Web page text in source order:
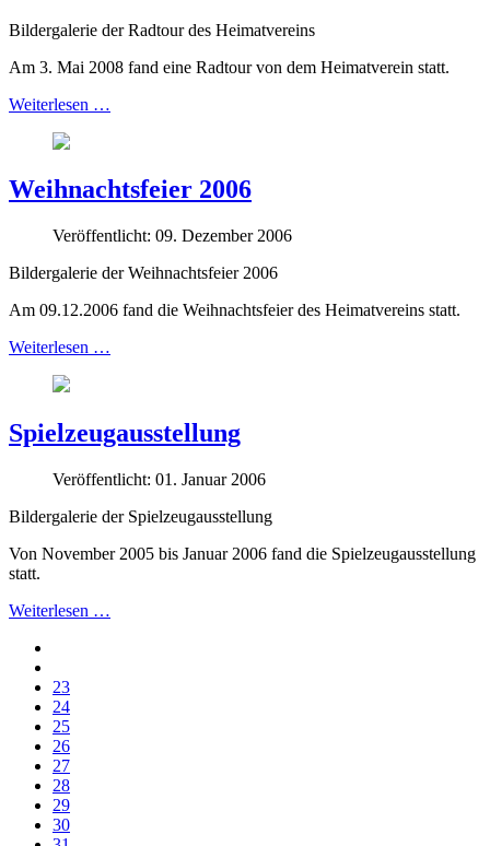
Bildergalerie der Radtour des Heimatvereins
Am 3. Mai 2008 fand eine Radtour von dem Heimatverein statt.
Weiterlesen …
Weihnachtsfeier 2006
Veröffentlicht: 09. Dezember 2006
Bildergalerie der Weihnachtsfeier 2006
Am 09.12.2006 fand die Weihnachtsfeier des Heimatvereins statt.
Weiterlesen …
Spielzeugausstellung
Veröffentlicht: 01. Januar 2006
Bildergalerie der Spielzeugausstellung
Von November 2005 bis Januar 2006 fand die Spielzeugausstellung
statt.
Weiterlesen …
23
24
25
26
27
28
29
30